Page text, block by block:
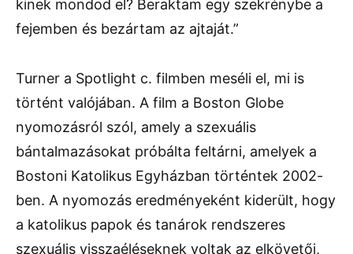
kinek mondod el? Beraktam egy szekrénybe a
fejemben és bezártam az ajtaját.”
Turner a Spotlight c. filmben meséli el, mi is
történt valójában. A film a Boston Globe
nyomozásról szól, amely a szexuális
bántalmazásokat próbálta feltárni, amelyek a
Bostoni Katolikus Egyházban történtek 2002-
ben. A nyomozás eredményeként kiderült, hogy
a katolikus papok és tanárok rendszeres
szexuális visszaéléseknek voltak az elkövetői,